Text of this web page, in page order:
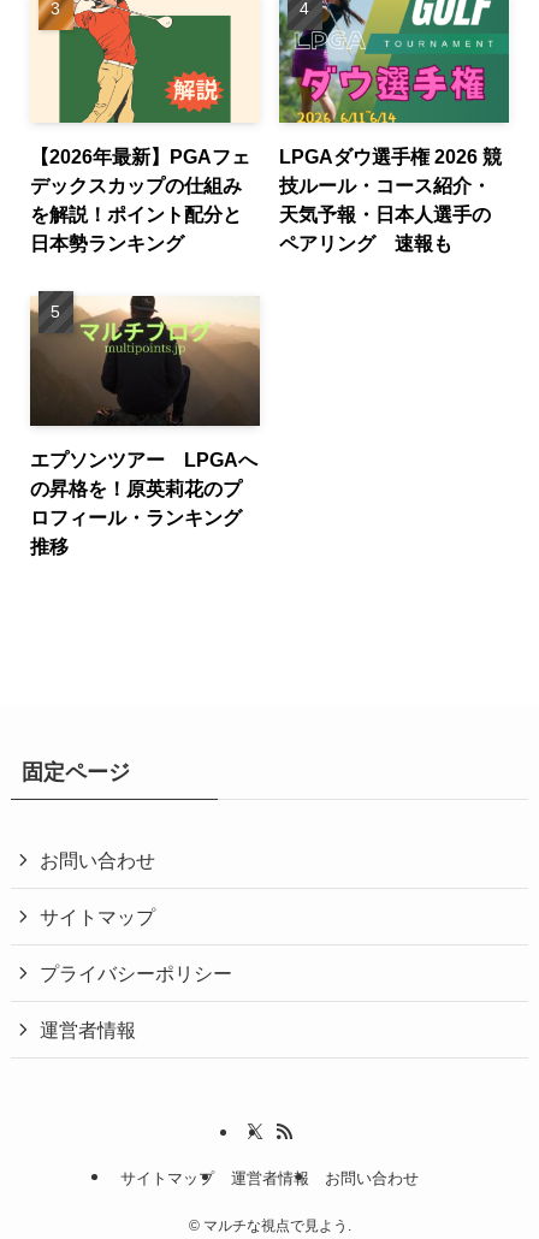
【2026年最新】PGAフェ
デックスカップの仕組み
を解説！ポイント配分と
日本勢ランキング
LPGAダウ選手権 2026 競
技ルール・コース紹介・
天気予報・日本人選手の
ペアリング 速報も
エプソンツアー LPGAへ
の昇格を！原英莉花のプ
ロフィール・ランキング
推移
固定ページ
お問い合わせ
サイトマップ
プライバシーポリシー
運営者情報
サイトマップ 運営者情報 お問い合わせ
©マルチな視点で見よう.